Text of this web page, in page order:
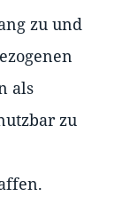
zu und
als
zu